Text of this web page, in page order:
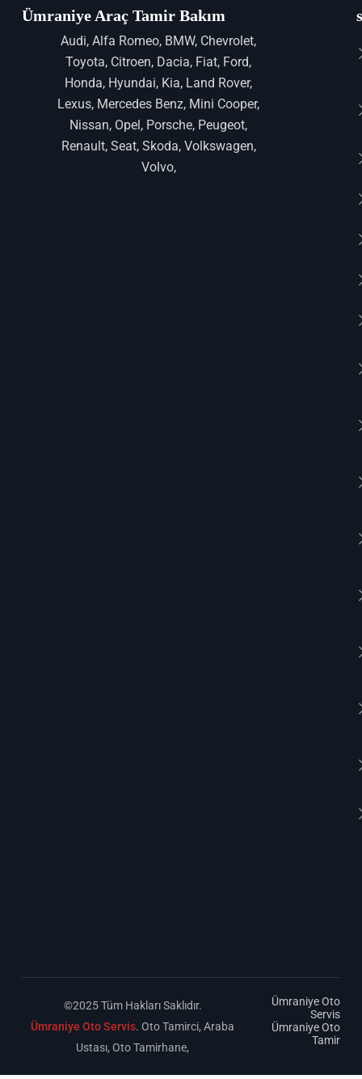
Ümraniye Araç Tamir Bakım
Audi, Alfa Romeo, BMW, Chevrolet,
Toyota, Citroen, Dacia, Fiat, Ford,
Honda, Hyundai, Kia, Land Rover,
Lexus, Mercedes Benz, Mini Cooper,
Nissan, Opel, Porsche, Peugeot,
Renault, Seat, Skoda, Volkswagen,
Volvo,
©2025 Tüm Hakları Saklıdır.
Ümraniye Oto Servis. Oto Tamirci, Araba
Ustası, Oto Tamirhane,
Ümraniye Oto
Servis
Ümraniye Oto
Tamir